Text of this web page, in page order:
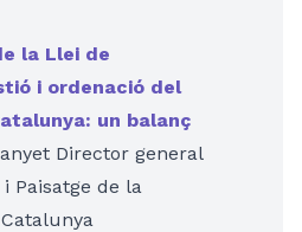
la Llei de
i ordenació del
un balanç
Director general
Paisatge de la